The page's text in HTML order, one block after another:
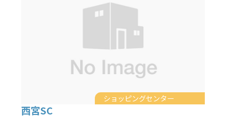
ショッピングセンター
西宮SC